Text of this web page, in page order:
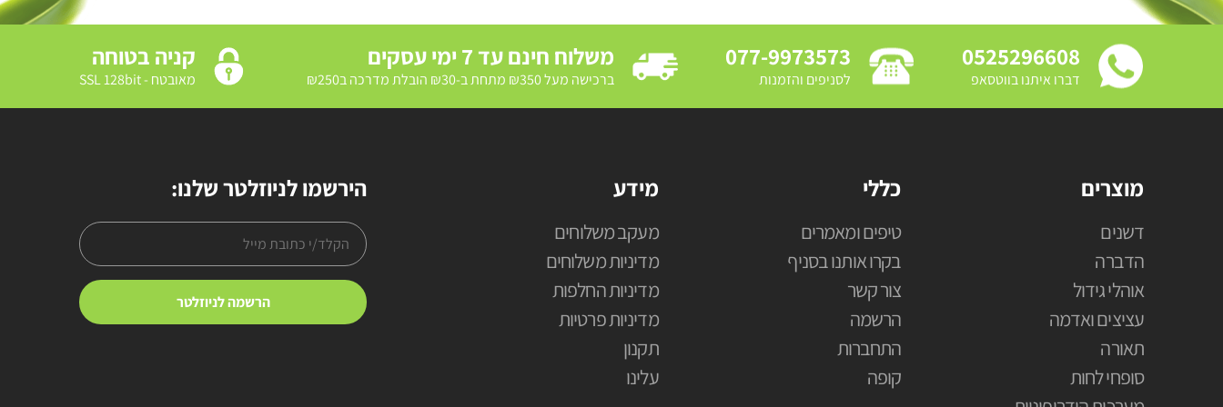
0525296608
דברו איתנו בווטסאפ
077-9973573
לסניפים והזמנות
משלוח חינם עד 7 ימי עסקים
ברכישה מעל ₪350 מתחת ב-₪30 הובלת מדרכה ב₪250
קניה בטוחה
מאובטח - SSL 128bit
מוצרים
דשנים
הדברה
אוהלי גידול
עציצים ואדמה
תאורה
סופחי לחות
כללי
טיפים ומאמרים
בקרו אותנו בסניף
צור קשר
הרשמה
התחברות
קופה
מידע
מעקב משלוחים
מדיניות משלוחים
מדיניות החלפות
מדיניות פרטיות
תקנון
עלינו
הירשמו לניוזלטר שלנו: